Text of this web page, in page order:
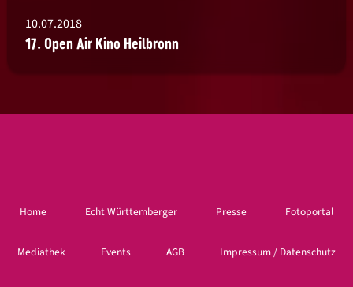
10.07.2018
17. Open Air Kino Heilbronn
Home Echt Württemberger Presse Fotoportal
Mediathek Events AGB Impressum / Datenschutz